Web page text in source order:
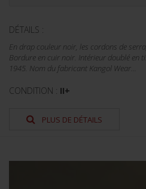
DÉTAILS :
En drap couleur noir, les cordons de
Bordure en cuir noir. Intérieur doublé en
1945. Nom du fabricant Kangol Wear...
CONDITION : II+
PLUS DE DÉTAILS